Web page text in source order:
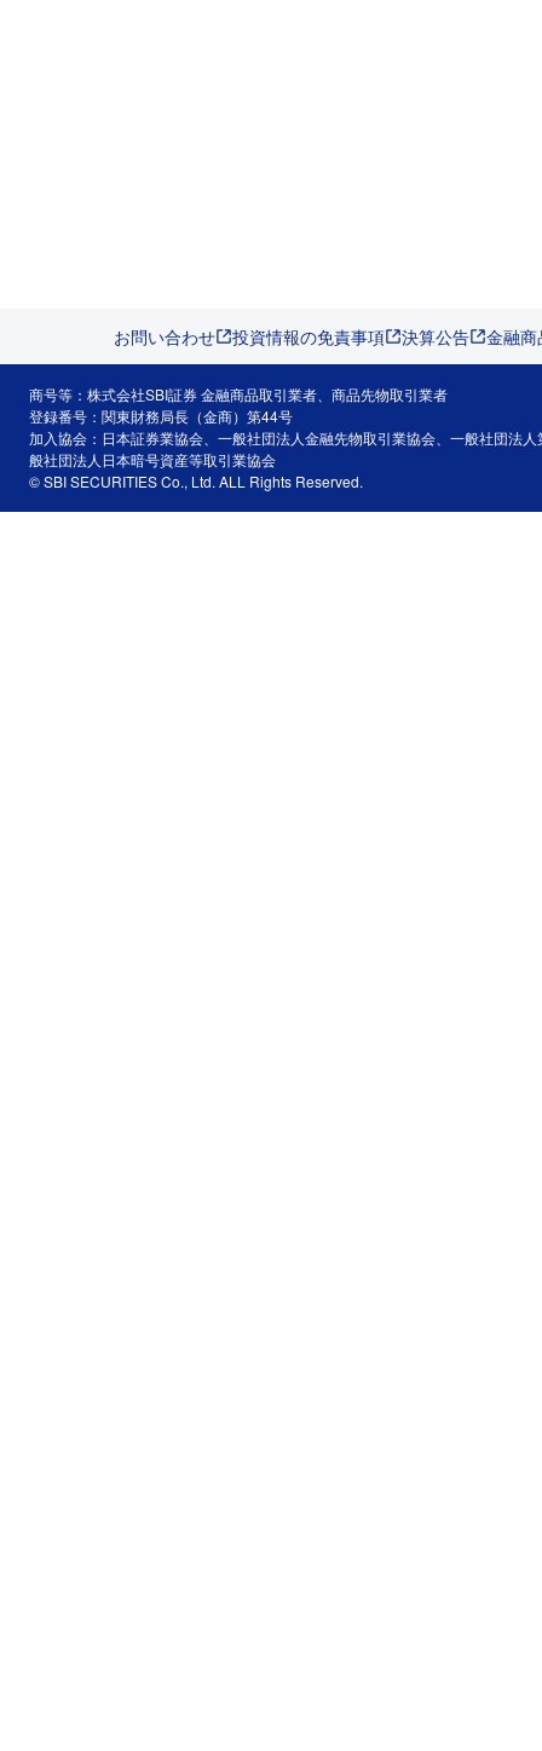
お問い合わせ 投資情報の免責事項 決算公告 金融
商号等：株式会社SBI証券 金融商品取引業者、商品先物取引業者
登録番号：関東財務局長（金商）第44号
加入協会：日本証券業協会、一般社団法人金融先物取引業協会、一般社団法
般社団法人日本暗号資産等取引業協会
© SBI SECURITIES Co., Ltd. ALL Rights Reserved.